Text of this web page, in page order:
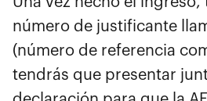
número de justificante
(número de referencia
tendrás que presentar